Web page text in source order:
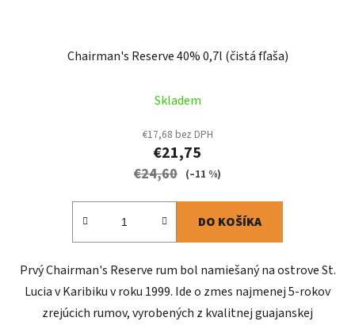
Chairman's Reserve 40% 0,7l (čistá fľaša)
hodnotenie
produktu
je
5,0
Skladem
€17,68 bez DPH
€21,75
€24,60 (–11 %)
DO KOŠÍKA
Prvý Chairman's Reserve rum bol namiešaný na ostrove St.
Lucia v Karibiku v roku 1999. Ide o zmes najmenej 5-rokov
zrejúcich rumov, vyrobených z kvalitnej guajanskej